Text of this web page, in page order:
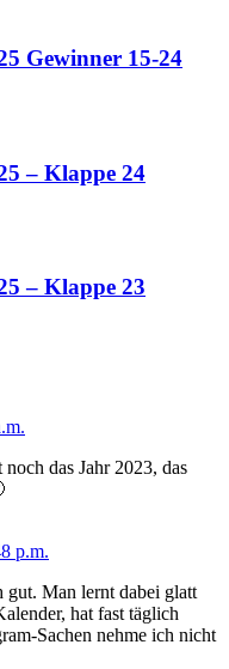
Gewinner 15-24
– Klappe 24
– Klappe 23
das Jahr 2023, das
p.m.
gut. Man lernt dabei glatt
hat fast täglich
Sachen nehme ich nicht